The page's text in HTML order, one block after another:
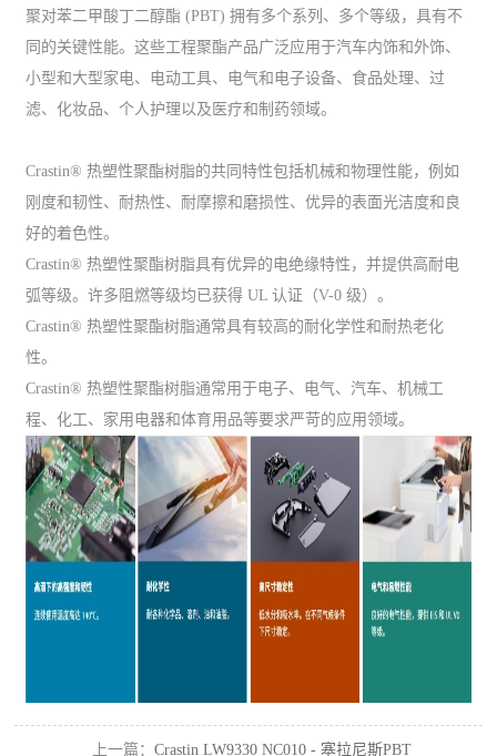
聚对苯二甲酸丁二醇酯 (PBT) 拥有多个系列、多个等级，具有不
同的关键性能。这些工程聚酯产品广泛应用于汽车内饰和外饰、
小型和大型家电、电动工具、电气和电子设备、食品处理、过
滤、化妆品、个人护理以及医疗和制药领域。
Crastin® 热塑性聚酯树脂的共同特性包括机械和物理性能，例如
刚度和韧性、耐热性、耐摩擦和磨损性、优异的表面光洁度和良
好的着色性。
Crastin® 热塑性聚酯树脂具有优异的电绝缘特性，并提供高耐电
弧等级。许多阻燃等级均已获得 UL 认证（V-0 级）。
Crastin® 热塑性聚酯树脂通常具有较高的耐化学性和耐热老化
性。
Crastin® 热塑性聚酯树脂通常用于电子、电气、汽车、机械工
程、化工、家用电器和体育用品等要求严苛的应用领域。
上一篇：Crastin LW9330 NC010 - 塞拉尼斯PBT